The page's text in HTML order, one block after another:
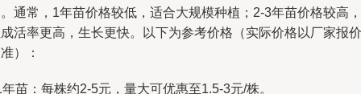
通常，1年苗价格较低，适合大规模种植；2-3年苗价格较高，
活率更高，生长更快。以下为参考价格（实际价格以厂家报价
）：
年苗：每株约2-5元，量大可优惠至1.5-3元/株。